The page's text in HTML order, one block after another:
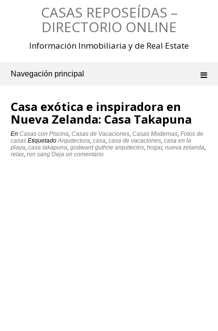
CASAS REPOSEÍDAS –
DIRECTORIO ONLINE
Información Inmobiliaria y de Real Estate
Navegación principal
Casa exótica e inspiradora en
Nueva Zelanda: Casa Takapuna
EnCasas con Piscina,Casas de Vacaciones,Casas Modernas,Fotos de
casas EtiquetadoArquitectura,casa,casa de vacaciones,casa en la
playa,casa takapuna,godward guthrie arquitectos,hogar,nueva zelanda,
relax,ron sang Deja un comentario